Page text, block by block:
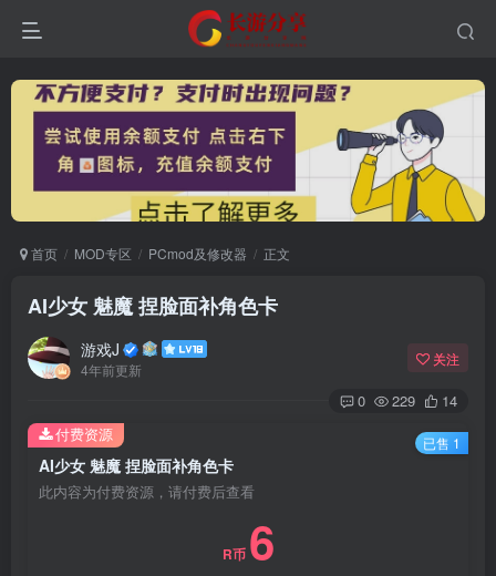
首页 MOD专区 PCmod及修改器 正文
AI少女 魅魔 捏脸面补角色卡
游戏J
4年前更新
关注
0 229 14
AI少女 魅魔 捏脸面补角色卡
此内容为付费资源，请付费后查看
R币 6
付费资源 已售 1